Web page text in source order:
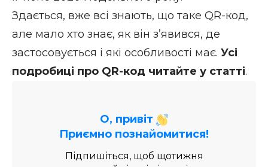
Здається, вже всі знають, що таке QR-код,
але мало хто знає, як він з’явився, де
застосовується і які особливості має. Усі
подробиці про QR-код читайте у статті.
О, привіт
Приємно познайомитися!
Підпишіться, щоб щотижня